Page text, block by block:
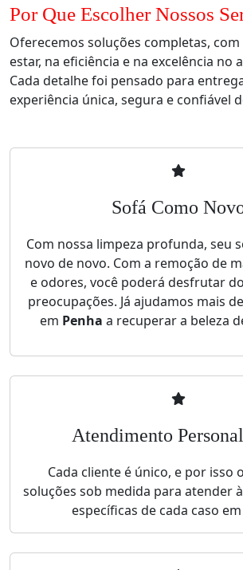
Por Que Escolher Nossos
Oferecemos soluções completas,
estar, na eficiência e na excelência no
Cada detalhe foi pensado para
experiência única, segura e confiável
Sofá Como
Com nossa limpeza profunda, seu
novo de novo. Com a remoção de
e odores, você poderá desfrutar
preocupações. Já ajudamos mais
em Penha a recuperar a beleza
Atendimento
Cada cliente é único, e por isso
soluções sob medida para atender
específicas de cada caso